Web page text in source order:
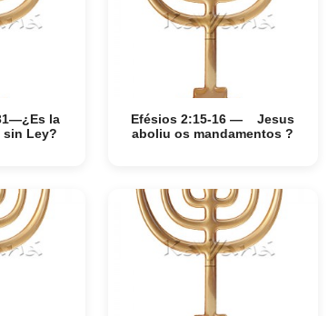
la
sin Ley?
Efésios 2:15-16 — Jesus
aboliu os mandamentos ?